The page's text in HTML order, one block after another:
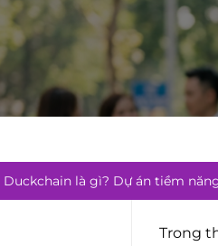
Duckchain là gì? Dự án tiềm
Trong